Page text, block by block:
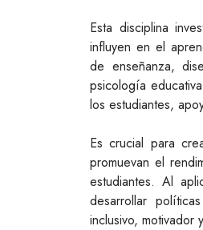
Esta disciplina
influyen en el
de enseñanza,
psicología
los estudiantes,
Es crucial para
promuevan el
estudiantes. Al
desarrollar
inclusivo, motivador